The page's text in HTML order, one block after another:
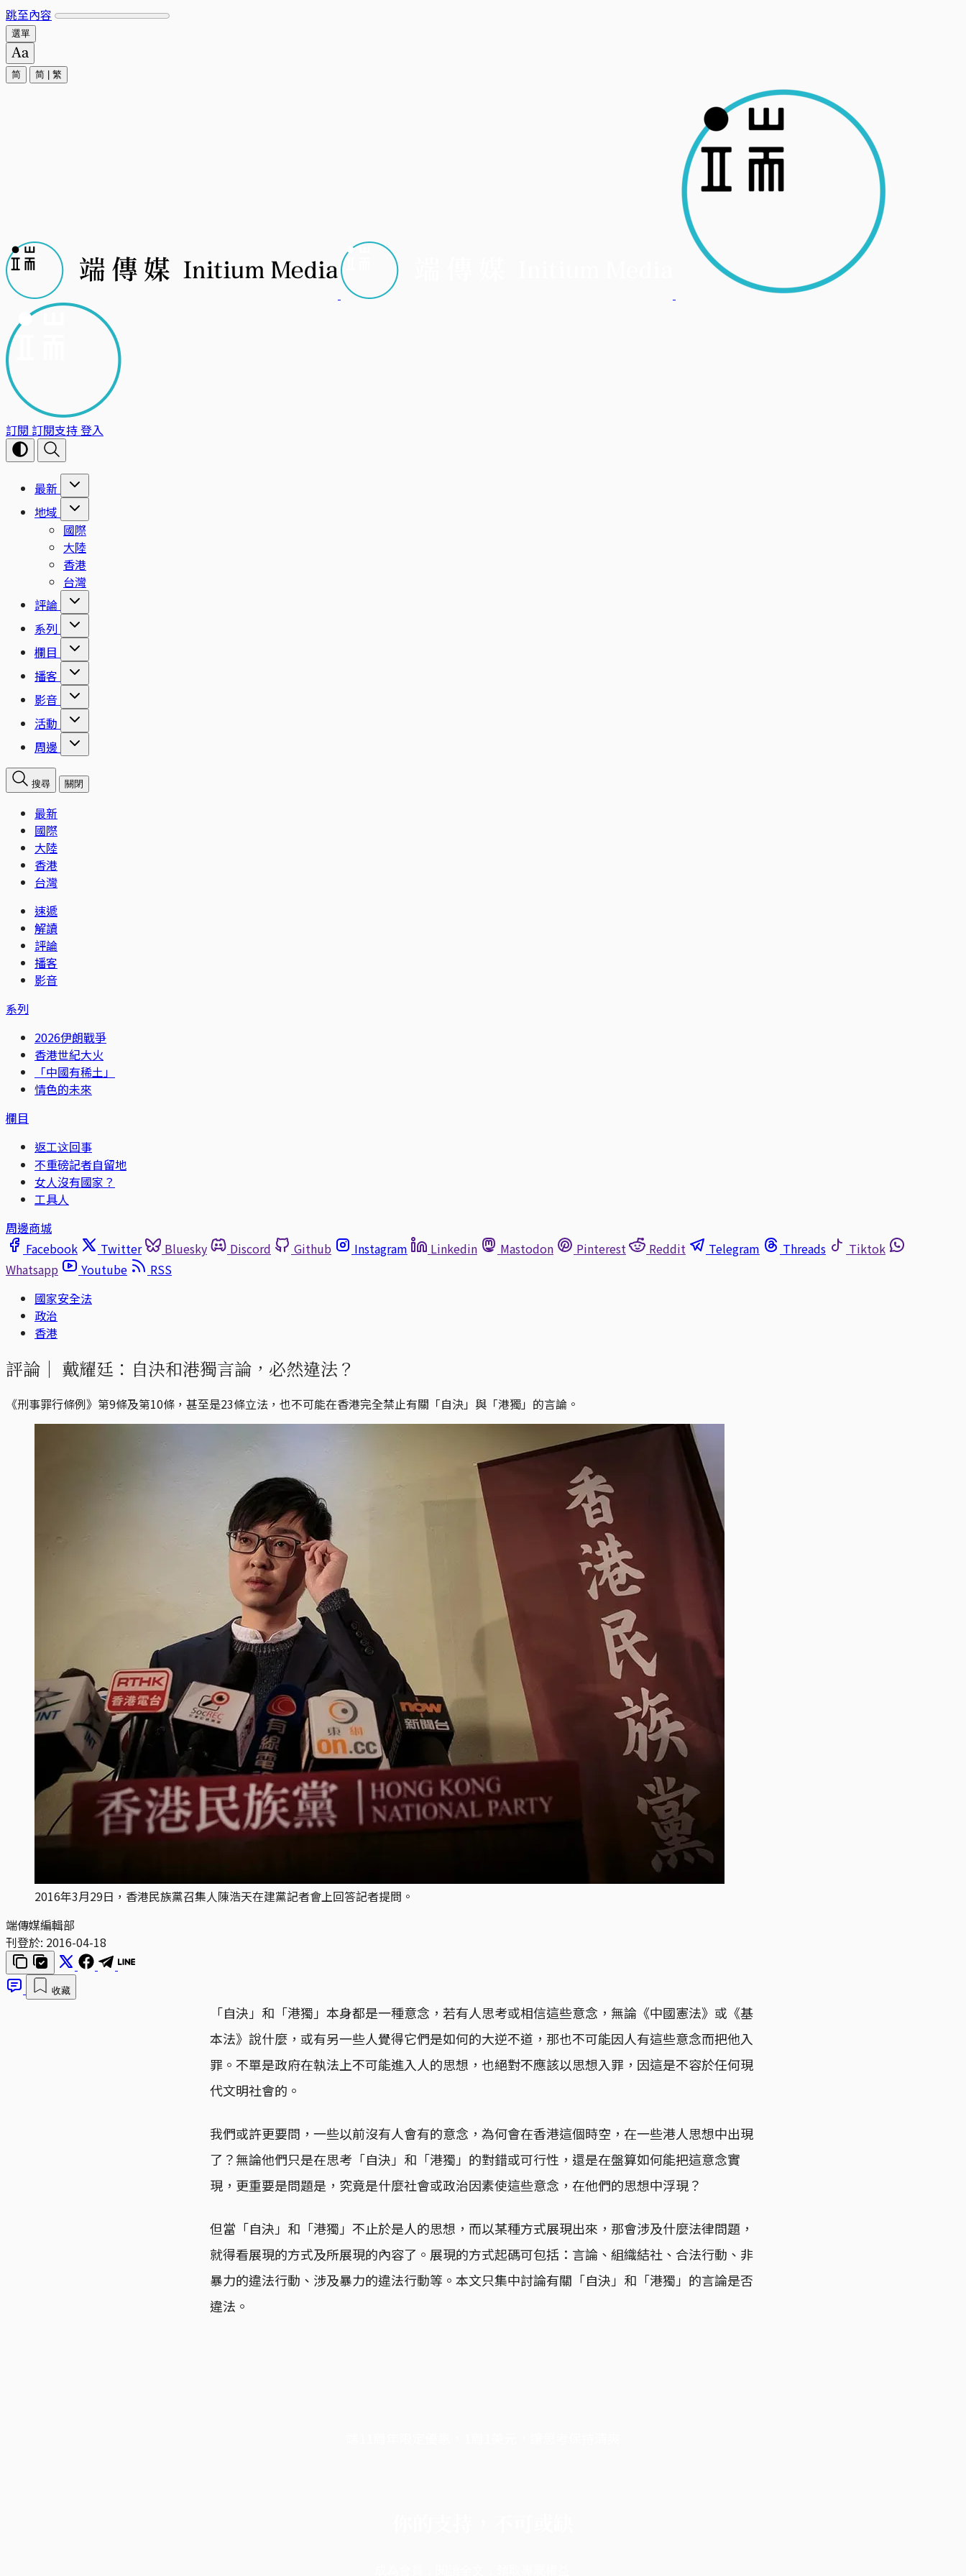
跳至內容
選單
简 简 繁
訂閱 訂閱支持登入
最新
地域
國際
大陸
香港
台灣
評論
系列
欄目
播客
影音
活動
周邊
搜尋 關閉
最新
國際
大陸
香港
台灣
速遞
解讀
評論
播客
影音
系列
2026伊朗戰爭
香港世紀大火
「中國有稀土」
情色的未來
欄目
返工这回事
不重磅記者自留地
女人沒有國家？
工具人
周邊商城
Facebook
Twitter Bluesky Discord Github Instagram Linkedin Mastodon Pinterest Reddit Telegram Threads
Tiktok
Whatsapp
Youtube
RSS
國家安全法
政治
香港
評論｜ 戴耀廷：自決和港獨言論，必然違法？
《刑事罪行條例》第9條及第10條，甚至是23條立法，也不可能在香港完全禁止有關「自決」與「港獨」的言論。
2016年3月29日，香港民族黨召集人陳浩天在建黨記者會上回答記者提問。
端傳媒編輯部
刊登於: 2016-04-18
收藏
「自決」和「港獨」本身都是一種意念，若有人思考或相信這些意念，無論《中國憲法》或《基
本法》說什麼，或有另一些人覺得它們是如何的大逆不道，那也不可能因人有這些意念而把他入
罪。不單是政府在執法上不可能進入人的思想，也絕對不應該以思想入罪，因這是不容於任何現
代文明社會的。
我們或許更要問，一些以前沒有人會有的意念，為何會在香港這個時空，在一些港人思想中出現
了？無論他們只是在思考「自決」和「港獨」的對錯或可行性，還是在盤算如何能把這意念實
現，更重要是問題是，究竟是什麼社會或政治因素使這些意念，在他們的思想中浮現？
但當「自決」和「港獨」不止於是人的思想，而以某種方式展現出來，那會涉及什麼法律問題，
就得看展現的方式及所展現的內容了。展現的方式起碼可包括：言論、組織結社、合法行動、非
暴力的違法行動、涉及暴力的違法行動等。本文只集中討論有關「自決」和「港獨」的言論是否
違法。